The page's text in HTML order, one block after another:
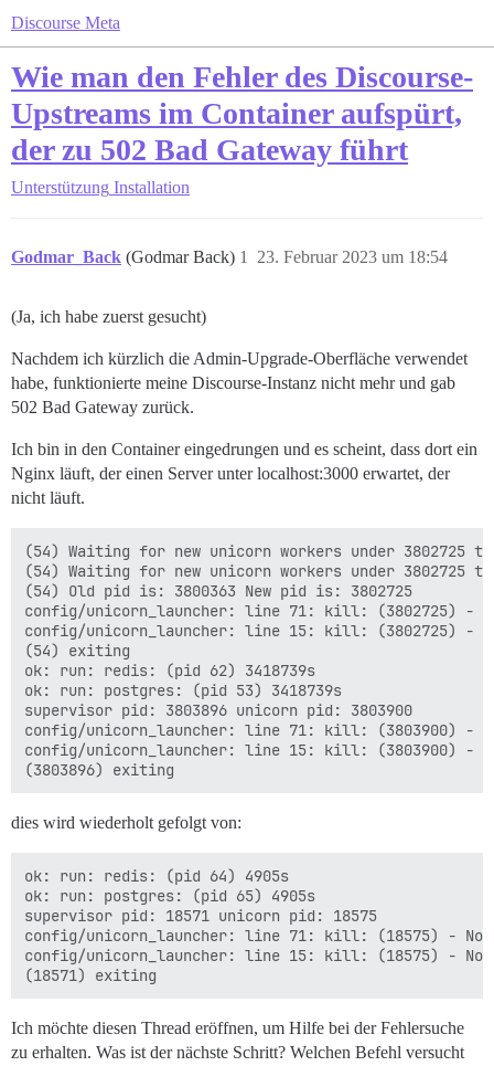
Discourse Meta
Wie man den Fehler des Discourse-
Upstreams im Container aufspürt,
der zu 502 Bad Gateway führt
Unterstützung Installation
Godmar_Back (Godmar Back) 23. Februar 2023 um 18:54
1
(Ja, ich habe zuerst gesucht)
Nachdem ich kürzlich die Admin-Upgrade-Oberfläche verwendet
habe, funktionierte meine Discourse-Instanz nicht mehr und gab
502 Bad Gateway zurück.
Ich bin in den Container eingedrungen und es scheint, dass dort ein
Nginx läuft, der einen Server unter localhost:3000 erwartet, der
nicht läuft.
(54) Waiting for new unicorn workers under 3802725
(54) Waiting for new unicorn workers under 3802725
(54) Old pid is: 3800363 New pid is: 3802725
config/unicorn_launcher: line 71: kill: (3802725) -
config/unicorn_launcher: line 15: kill: (3802725) -
(54) exiting
ok: run: redis: (pid 62) 3418739s
ok: run: postgres: (pid 53) 3418739s
supervisor pid: 3803896 unicorn pid: 3803900
config/unicorn_launcher: line 71: kill: (3803900) -
config/unicorn_launcher: line 15: kill: (3803900) -
dies wird wiederholt gefolgt von:
ok: run: redis: (pid 64) 4905s
ok: run: postgres: (pid 65) 4905s
supervisor pid: 18571 unicorn pid: 18575
config/unicorn_launcher: line 71: kill: (18575) - No
config/unicorn_launcher: line 15: kill: (18575) - No
Ich möchte diesen Thread eröffnen, um Hilfe bei der Fehlersuche
zu erhalten. Was ist der nächste Schritt? Welchen Befehl versucht